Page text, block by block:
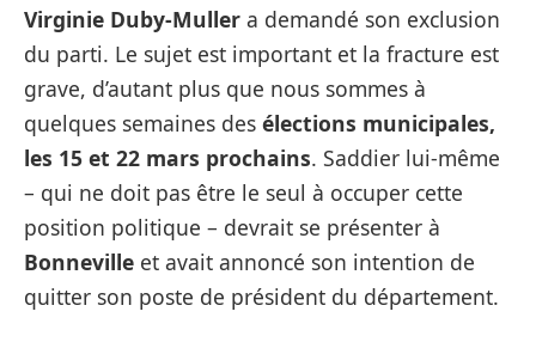
Virginie Duby-Muller a demandé son exclusion
du parti. Le sujet est important et la fracture est
grave, d’autant plus que nous sommes à
quelques semaines des élections municipales,
les 15 et 22 mars prochains. Saddier lui-même
– qui ne doit pas être le seul à occuper cette
position politique – devrait se présenter à
Bonneville et avait annoncé son intention de
quitter son poste de président du département.